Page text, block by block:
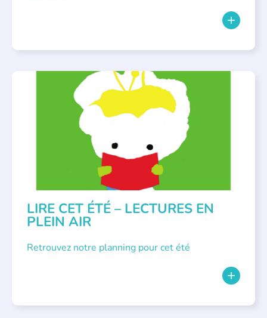
BIBLIOTHÈQUES ÉVÉNEMENTS , LECTURE INDIVIDUALISÉE
LITTÉRATURE JEUNESSE
LIRE CET ÉTÉ – LECTURES EN
PLEIN AIR
Retrouvez notre planning pour cet été